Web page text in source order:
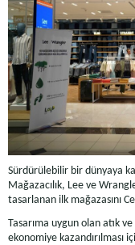
Sürdürülebilir bir dünyaya
Mağazacılık, Lee ve
tasarlanan ilk mağazasını
Tasarıma uygun olan atık
ekonomiye kazandırılması